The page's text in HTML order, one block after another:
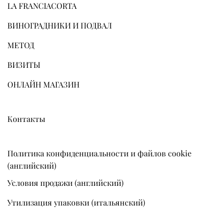
LA FRANCIACORTA
ВИНОГРАДНИКИ И ПОДВАЛ
МЕТОД
ВИЗИТЫ
ОНЛАЙН МАГАЗИН
Контакты
Политика конфиденциальности и файлов cookie
(английский)
Условия продажи (английский)
Утилизация упаковки (итальянский)